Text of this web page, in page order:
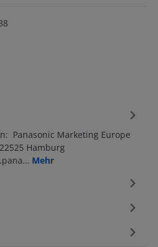
Panasonic Marketing Europe
Hamburg
Mehr